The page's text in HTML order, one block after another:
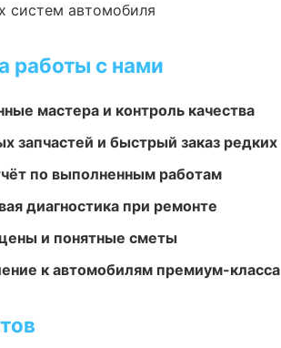
систем автомобиля
работы с нами
мастера и контроль качества
запчастей и быстрый заказ редких
по выполненным работам
диагностика при ремонте
и понятные сметы
к автомобилям премиум-класса